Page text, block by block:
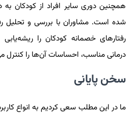
همچنین دوری سایر افراد از کودکان به
شده است. مشاوران با بررسی و تحلیل
رفتارهای خصمانه کودکان را
درمانی مناسب، احساسات آن‌ها را کنترل
سخن پایانی
ما در این مطلب سعی کردیم به انواع